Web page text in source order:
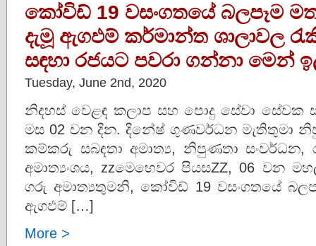
කෝවිඩ් 19 වසංගතයේ බලපෑම
දැමූ ඇගඵම් කර්මාන්ත ශාලාවල
සඳහා රජයට පවරා ගන්නා මෙන්
Tuesday, June 2nd, 2020
නිදහස් වෙළඳ කලාප සහ පොදු සේවා සේවක
මස 02 වන දින. දිනේෂ් ගුණවර්ධන මැතිතුමා
කම්කරු සබඳතා අමාත්‍ය, නිපුණතා සංවර්ධන,
අමාත්‍යංශය, zzමෙහෙවර පියසZZ, 06 වන
ගරු අමාත්‍යතුමනි, කෝවිඩ් 19 වසංගතයේ
ඇගඵම් […]
More >